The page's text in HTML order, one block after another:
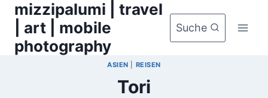
Zum
Inhalt
springen
mizzipalumi | travel
| art | mobile
photography
Suche
ASIEN REISEN
Tori